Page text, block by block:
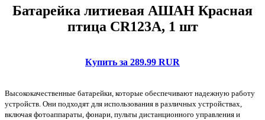
Батарейка литиевая АШАН Красная
птица CR123A, 1 шт
Купить за 289.99 RUR
Высококачественные батарейки, которые обеспечивают надежную работу
устройств. Они подходят для использования в различных устройствах,
включая фотоаппараты, фонари, пульты дистанционного управления и